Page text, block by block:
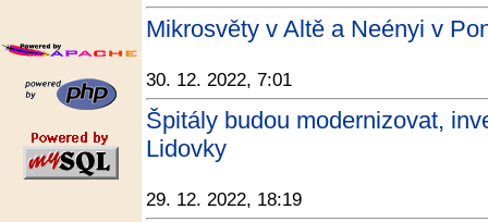
Mikrosvěty v Altě a Neényi v
30. 12. 2022, 7:01
Špitály budou modernizovat,
Lidovky
29. 12. 2022, 18:19